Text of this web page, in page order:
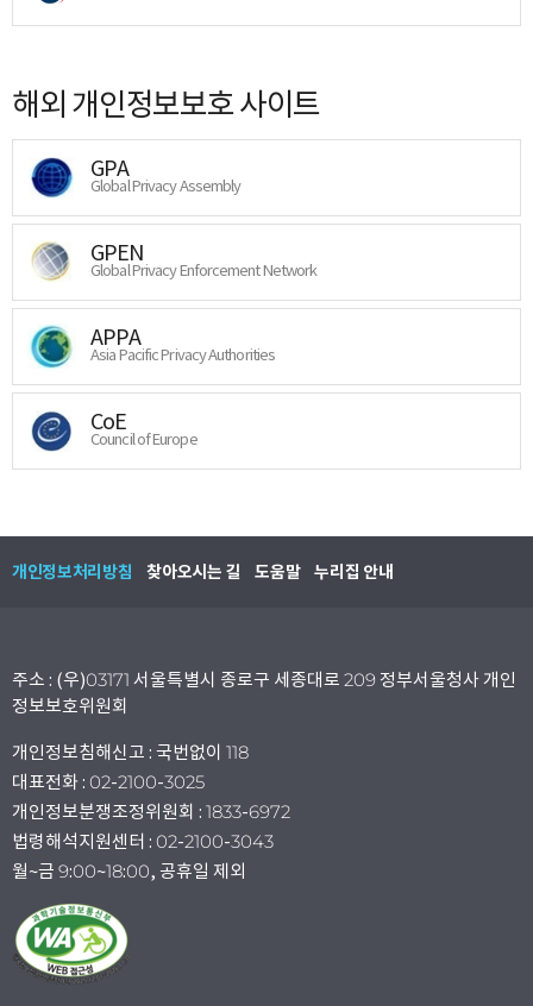
해외 개인정보보호 사이트
GPA
Global Privacy Assembly
GPEN
Global Privacy Enforcement Network
APPA
Asia Pacific Privacy Authorities
CoE
Council of Europe
개인정보처리방침 찾아오시는 길 도움말 누리집 안내
주소 : (우)03171 서울특별시 종로구 세종대로 209 정부서울청사 개인
정보보호위원회
개인정보침해신고 : 국번없이 118
대표전화 : 02-2100-3025
개인정보분쟁조정위원회 : 1833-6972
법령해석지원센터 : 02-2100-3043
월~금 9:00~18:00, 공휴일 제외